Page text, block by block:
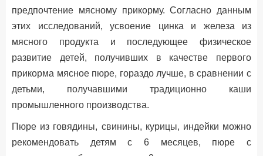
предпочтение мясному прикорму. Согласно данным
этих исследований, усвоение цинка и железа из
мясного продукта и последующее физическое
развитие детей, получивших в качестве первого
прикорма мясное пюре, гораздо лучше, в сравнении с
детьми, получавшими традиционно каши
промышленного производства.
Пюре из говядины, свинины, курицы, индейки можно
рекомендовать детям с 6 месяцев, пюре с